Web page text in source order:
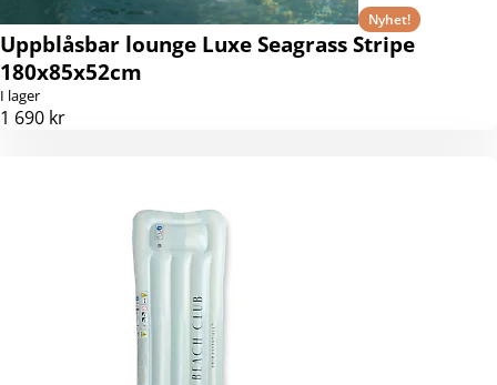
Nyhet!
Uppblåsbar lounge Luxe Seagrass Stripe
180x85x52cm
I lager
1 690 kr